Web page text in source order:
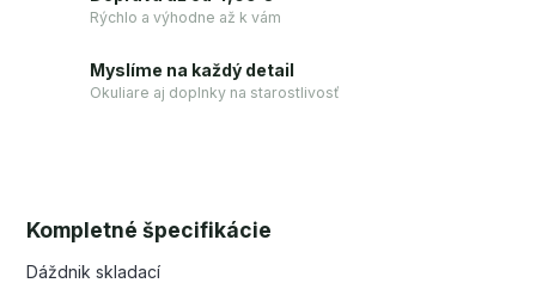
Rýchlo a výhodne až k vám
Myslíme na každý detail
Okuliare aj doplnky na starostlivosť
Kompletné špecifikácie
Dáždnik skladací